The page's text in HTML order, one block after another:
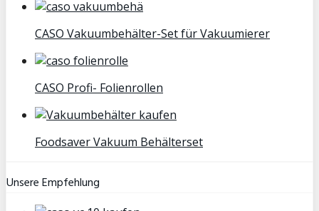
CASO Vakuumbehälter-Set für Vakuumierer
CASO Profi- Folienrollen
Foodsaver Vakuum Behälterset
Unsere Empfehlung